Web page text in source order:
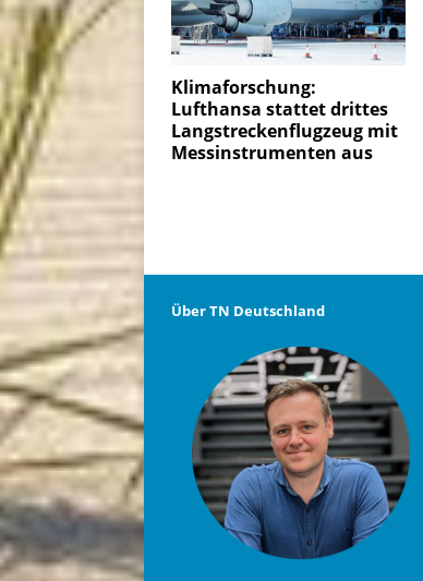
Klimaforschung:
Lufthansa stattet drittes
Langstreckenflugzeug mit
Messinstrumenten aus
Über TN Deutschland